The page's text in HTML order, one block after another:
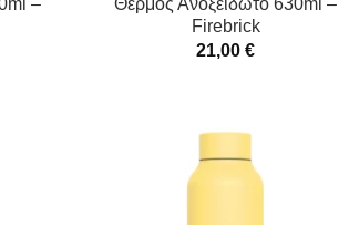
–
Θερμός Ανοξείδωτο 630ml –
Firebrick
21,00€